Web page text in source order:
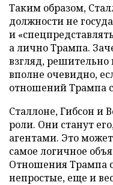
Таким образом,
должности не
и
а лично Трампа.
взгляд,
вполне очевидно,
отношений Трампа
Сталлоне, Гибсон и
роли. Они станут
агентами. Это
самое логичное
Отношения Трампа
непростые, еще и